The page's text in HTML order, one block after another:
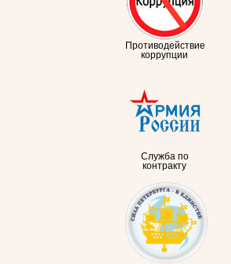
Противодействие
коррупции
Служба по
контракту